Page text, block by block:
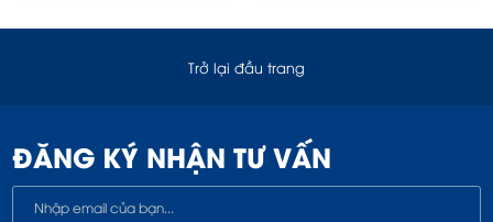
Trở lại đầu trang
ĐĂNG KÝ NHẬN TƯ VẤN